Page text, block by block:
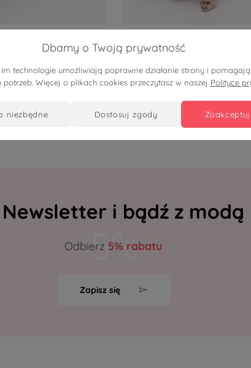
i eleganckie
SIZE OVERSIZE LATO
Glam z połyskiem na
eleganckie przyjęcia PLUS
OVERSIZE LATO
i bądź z modą
Odbierz 5% rabatu
Zapisz się
Dbamy o Twoją prywatność
technologie umożliwiają poprawne działanie strony i
potrzeb. Więcej o plikach cookies przeczytasz w naszej Polityce
niezbędne dostosuj zgody